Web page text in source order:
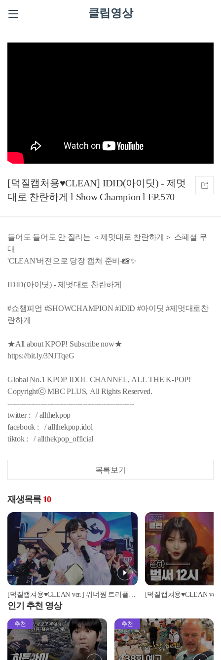
클립영상
[덕질캡처용♥CLEAN] IDID(아이딧) - 제멋
대로 찬란하게 l Show Champion l EP.570
들어도 들어도 안 질리는 ＜제멋대로 찬란하게＞ 스페셜 무
대
'CLEAN'버전으로 당장 캡처 준비-📸✨
IDID(아이딧) - 제멋대로 찬란하게
#쇼챔피언 #SHOWCHAMPION #IDID #아이딧 #제멋대로찬
란하게
★All about KPOP! Subscribe now★
https://bit.ly/3NJTqeG
Global No.1 KPOP IDOL CHANNEL, ALL THE K-POP!
Copyrightⓒ MBC PLUS, All Rights Reserved.
------------------------------------------------------
twitter : / allthekpop
facebook : / allthekpop.idol
tiktok : / allthekpop_official
목록보기
재생목록 10
[덕질캡쳐용♥CLEAN ver.] 워너원 트리플포지션 - 캥거루 (Wanna One - Kangaroo)
인기 추천 영상
추천 추천